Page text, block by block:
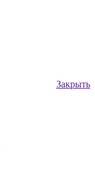
Закрыть